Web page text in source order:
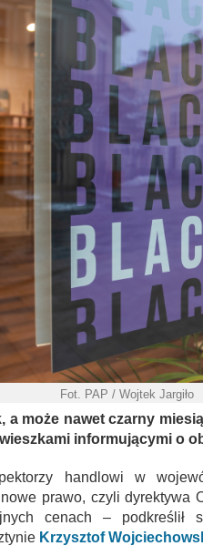
Fot. PAP / Wojtek Jargiło
a może nawet czarny
informującymi o
handlowi w
prawo, czyli dyrektywa
cenach – podkreślił
Krzysztof